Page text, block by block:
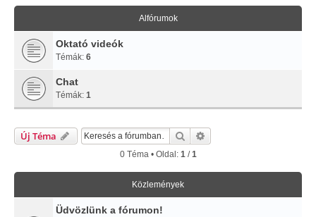
Alfórumok
Oktató videók
Témák: 6
Chat
Témák: 1
Új Téma Keresés
0 Téma • Oldal: 1 /1
Közlemények
Üdvözlünk a fórumon!